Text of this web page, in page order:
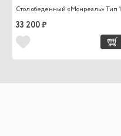
Стол обеденный «Монреаль» Тип 1
33 200 ₽